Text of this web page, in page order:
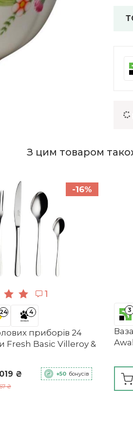
З цим товаром
1
4
приборів 24
Fresh Basic Villeroy &
-16%
₴
₴
+50 бонусів
3